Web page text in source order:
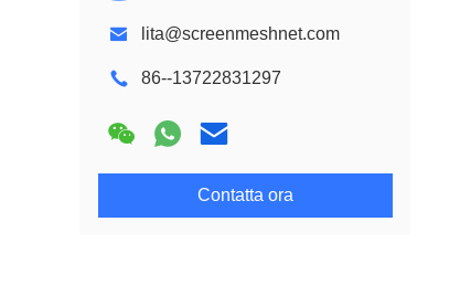
lita@screenmeshnet.com
86--13722831297
Contatta ora